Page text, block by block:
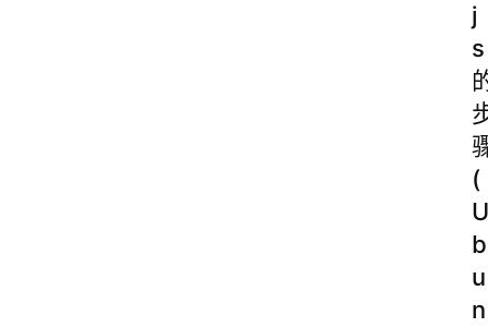
j
s
(
U
b
u
n